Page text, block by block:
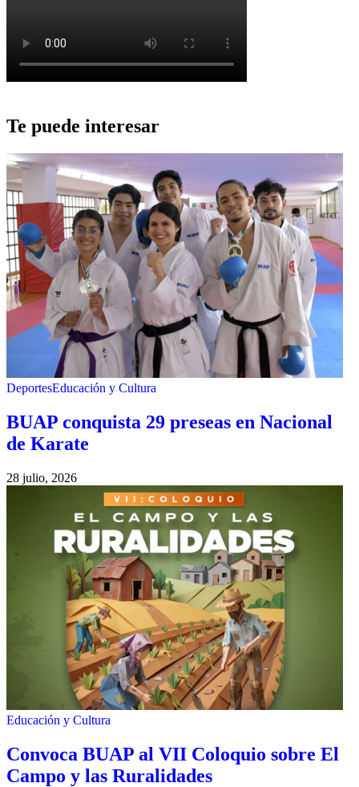
Te puede interesar
DeportesEducación y Cultura
BUAP conquista 29 preseas en Nacional
de Karate
28 julio, 2026
Educación y Cultura
Convoca BUAP al VII Coloquio sobre El
Campo y las Ruralidades